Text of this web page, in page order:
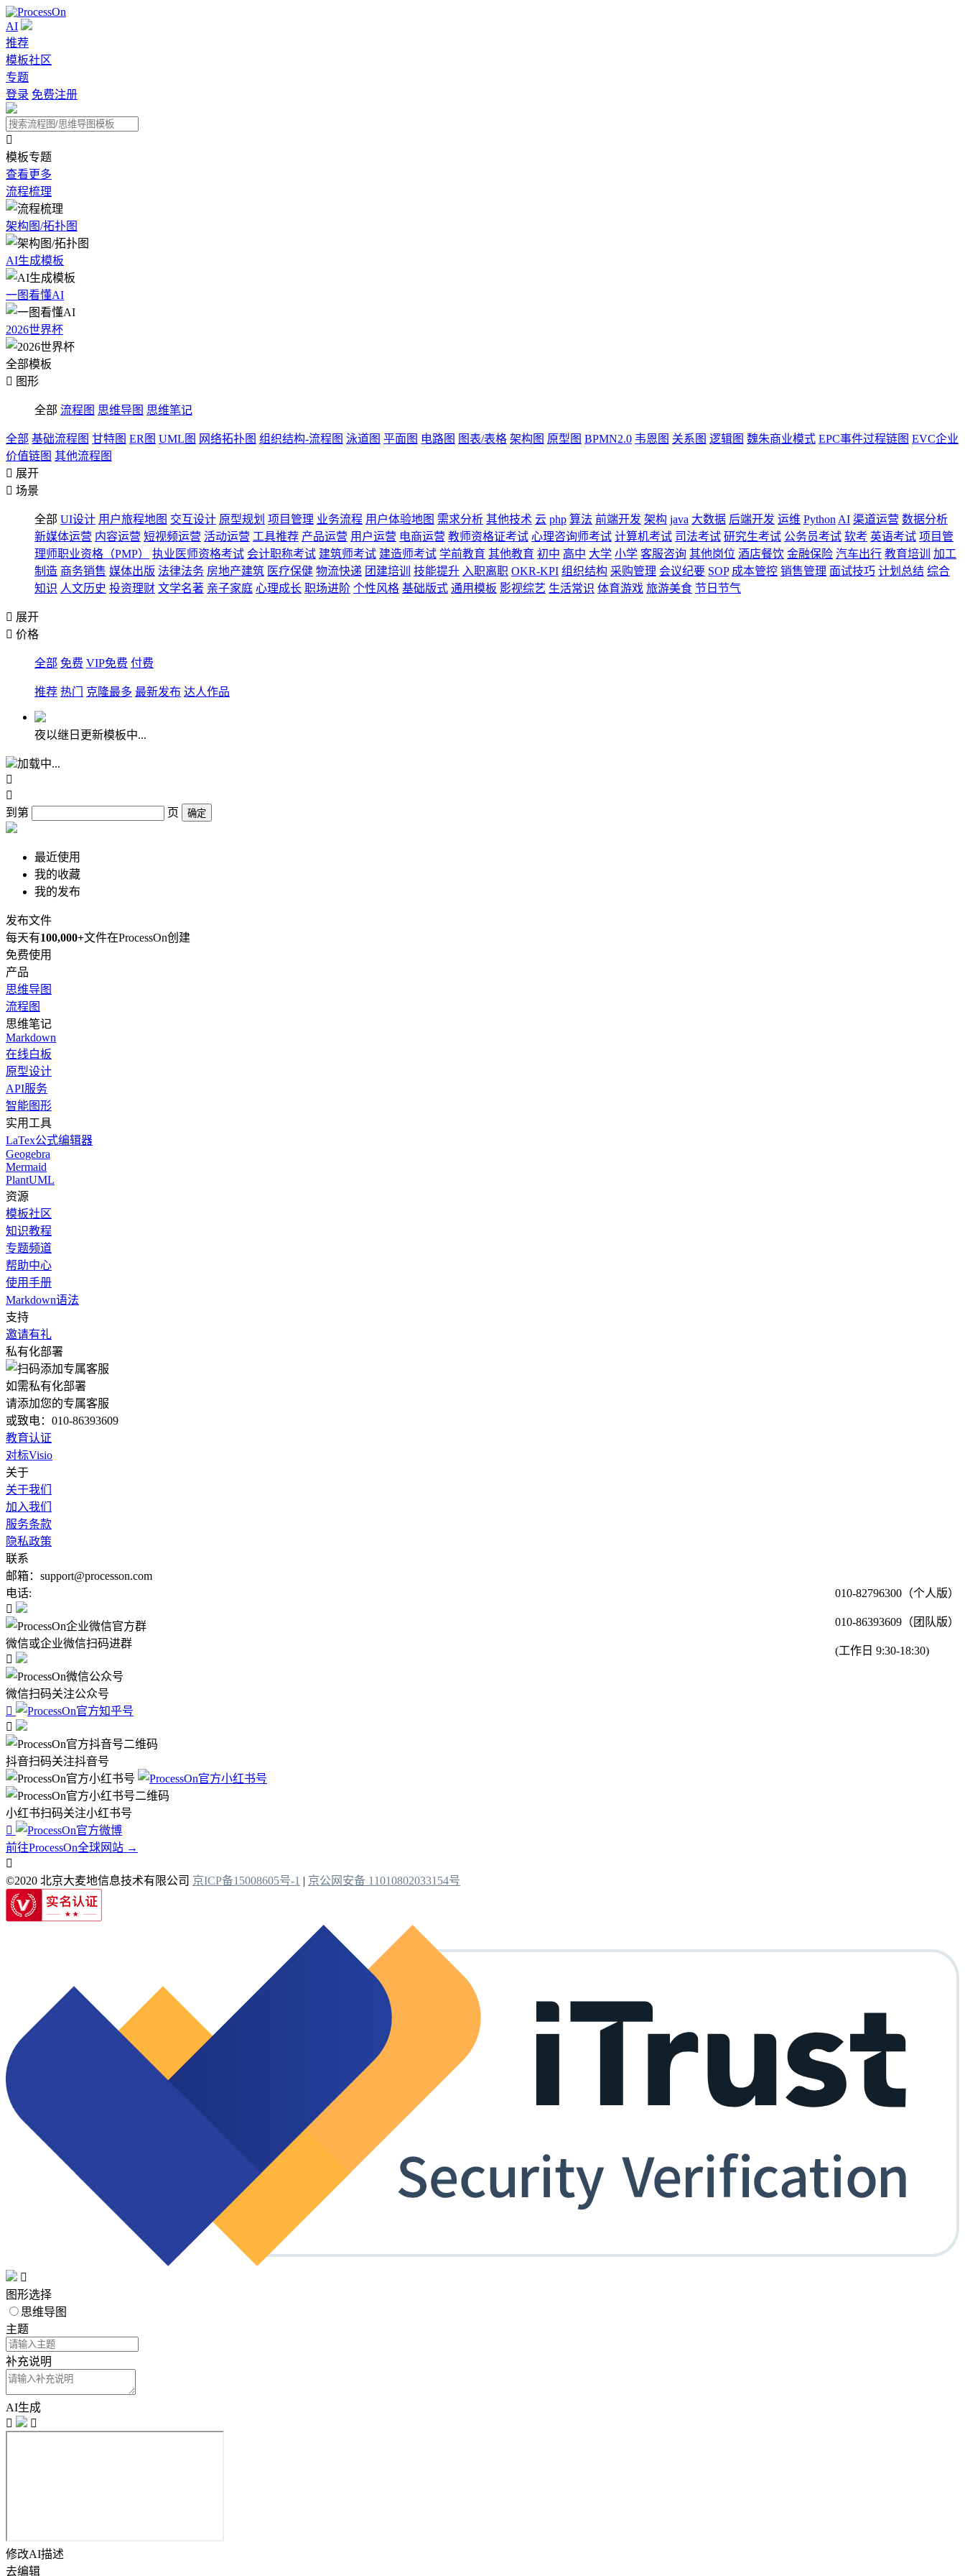
AI
推荐
模板社区
专题
登录 免费注册

模板专题
查看更多
流程梳理
架构图/拓扑图
AI生成模板
一图看懂AI
2026世界杯
全部模板
 图形
全部 流程图 思维导图 思维笔记
全部 基础流程图 甘特图 ER图 UML图 网络拓扑图 组织结构-流程图 泳道图 平面图 电路图 图表/表格 架构图 原型图 BPMN2.0 韦恩图 关系图 逻辑图 魏朱商业模式 EPC事件过程链图 EVC企业
价值链图 其他流程图
 展开
 场景
全部 UI设计 用户旅程地图 交互设计 原型规划 项目管理 业务流程 用户体验地图 需求分析 其他技术 云 php 算法 前端开发 架构 java 大数据 后端开发 运维 Python AI 渠道运营 数据分析
新媒体运营 内容运营 短视频运营 活动运营 工具推荐 产品运营 用户运营 电商运营 教师资格证考试 心理咨询师考试 计算机考试 司法考试 研究生考试 公务员考试 软考 英语考试 项目管
理师职业资格（PMP）
执业医师资格考试 会计职称考试 建筑师考试 建造师考试 学前教育 其他教育 初中 高中 大学 小学 客服咨询 其他岗位 酒店餐饮 金融保险 汽车出行 教育培训
加工
制造 商务销售 媒体出版 法律法务 房地产建筑 医疗保健 物流快递 团建培训 技能提升 入职离职 OKR-KPI 组织结构 采购管理 会议纪要 SOP 成本管控 销售管理 面试技巧 计划总结 综合
知识 人文历史 投资理财 文学名著 亲子家庭 心理成长 职场进阶 个性风格 基础版式 通用模板 影视综艺 生活常识 体育游戏 旅游美食 节日节气
 展开
 价格
全部 免费 VIP免费 付费
推荐 热门 克隆最多 最新发布 达人作品
夜以继日更新模板中...
加载中...


到第
页 确定
最近使用
我的收藏
我的发布
发布文件
每天有100,000+文件在ProcessOn创建
免费使用
产品
思维导图
流程图
思维笔记
Markdown
在线白板
原型设计
API服务
智能图形
实用工具
LaTex公式编辑器
Geogebra
Mermaid
PlantUML
资源
模板社区
知识教程
专题频道
帮助中心
使用手册
Markdown语法
支持
邀请有礼
私有化部署
如需私有化部署
请添加您的专属客服
或致电：010-86393609
教育认证
对标Visio
关于
关于我们
加入我们
服务条款
隐私政策
联系
邮箱：support@processon.com
电话:
010-82796300（个人版）
010-86393609（团队版）
(工作日 9:30-18:30)

微信或企业微信扫码进群

微信扫码关注公众号


抖音扫码关注抖音号
小红书扫码关注小红书号

前往ProcessOn全球网站 →

©2020 北京大麦地信息技术有限公司 京ICP备15008605号-1 | 京公网安备 11010802033154号

图形选择
思维导图
主题
补充说明
AI生成


修改AI描述
去编辑